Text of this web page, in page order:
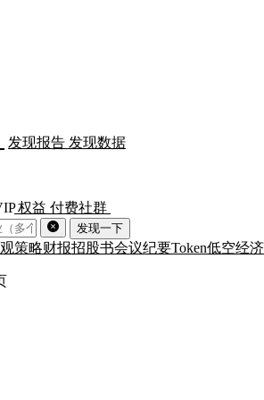
发现报告 发现数据
权益 付费社群
发现一下
策略财报招股书会议纪要Token低空经济